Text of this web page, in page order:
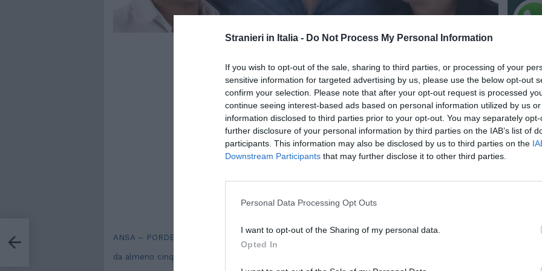
Stranieri in Italia - Do Not Process My Personal Information
If you wish to opt-out of the sale, sharing to third parties, or processing of your
sensitive information for targeted advertising by us, please use the below opt-out
confirm your selection. Please note that after your opt-out request is processed
continue seeing interest-based ads based on personal information utilized by us
information disclosed to third parties prior to your opt-out. You may separately
further disclosure of your personal information by third parties on the IAB’s list of
participants. This information may also be disclosed by us to third parties on the
Downstream Participants that may further disclose it to other third parties.
Personal Data Processing Opt Outs
I want to opt-out of the Sharing of my personal data.
Opted In
ANSA – PORDENONE, 5 MAG – Diritto di voto amministrativo per gli immigrati che sono in Italia
da almeno cinque anni: oggi, a Pordenone, alla prima conferenza sull’immigrazione del Friuli
HA
IC
“Fari
4